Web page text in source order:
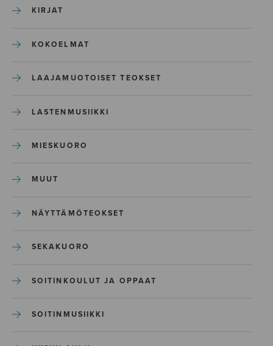
KIRJAT
KOKOELMAT
LAAJAMUOTOISET TEOKSET
LASTENMUSIIKKI
MIESKUORO
MUUT
NÄYTTÄMÖTEOKSET
SEKAKUORO
SOITINKOULUT JA OPPAAT
SOITINMUSIIKKI